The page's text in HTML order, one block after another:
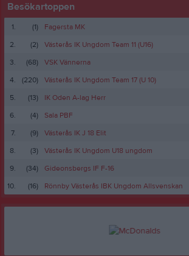
Besökartoppen
1. (1)
Fagersta MK
2.
(2)
Västerås IK Ungdom Team 11 (U16)
3.
(68)
VSK Vännerna
4.
(220)
Västerås IK Ungdom Team 17 (U 10)
5.
(13)
IK Oden A-lag Herr
6.
(4)
Sala PBF
7.
(9)
Västerås IK J 18 Elit
8.
(3)
Västerås IK Ungdom U18 ungdom
9.
(34)
Gideonsbergs IF F-16
10.
(16) Rönnby Västerås IBK Ungdom Allsvenskan